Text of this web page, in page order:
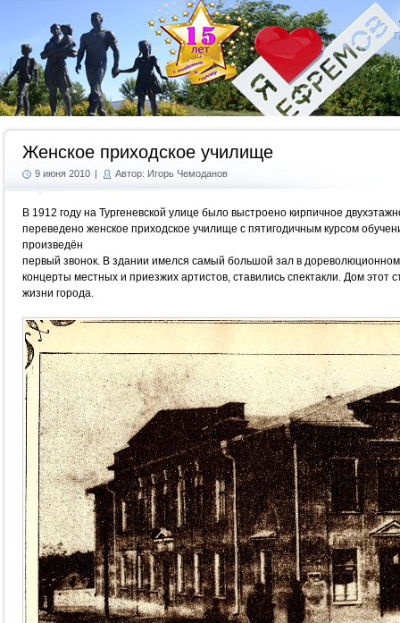
Женское приходское училище
9 июня 2010 | Автор: Игорь Чемоданов
В 1912 году на Тургеневской улице было выстроено кирпичное
переведено женское приходское училище с пятигодичным курсом
произведён
первый звонок. В здании имелся самый большой зал в
концерты местных и приезжих артистов, ставились спектакли. Дом этот
жизни города.